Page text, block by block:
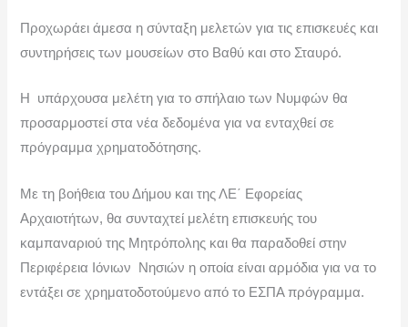
Προχωράει άμεσα η σύνταξη μελετών για τις επισκευές και
συντηρήσεις των μουσείων στο Βαθύ και στο Σταυρό.
Η υπάρχουσα μελέτη για το σπήλαιο των Νυμφών θα
προσαρμοστεί στα νέα δεδομένα για να ενταχθεί σε
πρόγραμμα χρηματοδότησης.
Με τη βοήθεια του Δήμου και της ΛΕ΄ Εφορείας
Αρχαιοτήτων, θα συνταχτεί μελέτη επισκευής του
καμπαναριού της Μητρόπολης και θα παραδοθεί στην
Περιφέρεια Ιόνιων Νησιών η οποία είναι αρμόδια για να το
εντάξει σε χρηματοδοτούμενο από το ΕΣΠΑ πρόγραμμα.